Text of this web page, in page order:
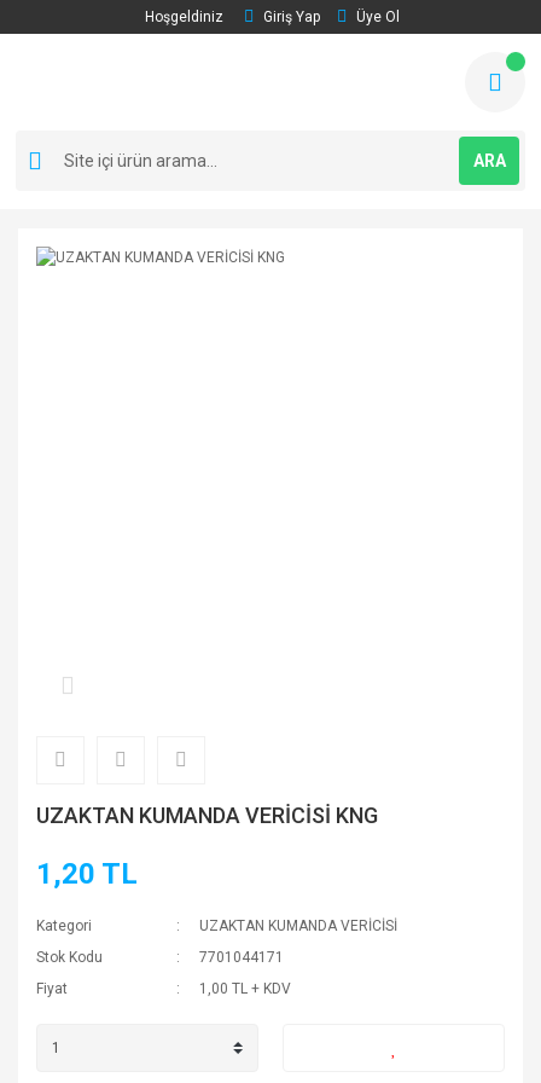
Hoşgeldiniz Giriş Yap Üye Ol
ARA
UZAKTAN KUMANDA VERİCİSİ KNG
1,20 TL
Kategori
UZAKTAN KUMANDA VERİCİSİ
Stok Kodu
7701044171
Fiyat
1,00 TL + KDV